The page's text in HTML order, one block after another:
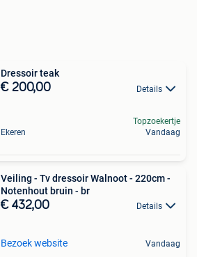
Dressoir teak
€ 200,00 Details
Ekeren
Topzoekertje
Vandaag
Veiling - Tv dressoir Walnoot - 220cm -
Notenhout bruin - br
€ 432,00 Details
Bezoek website Vandaag